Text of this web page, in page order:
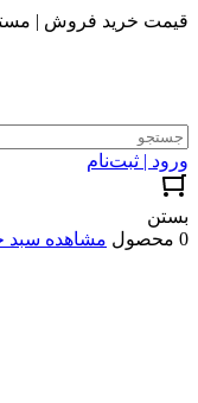
قیمت خرید فروش |
ورود | ثبت‌نام
بستن
0 محصول
مشاهده سبد